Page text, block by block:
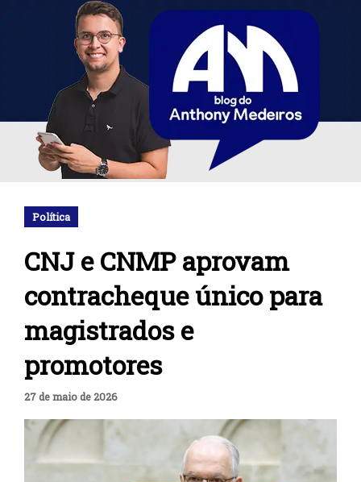
Política
CNJ e CNMP aprovam
contracheque único para
magistrados e
promotores
27 de maio de 2026